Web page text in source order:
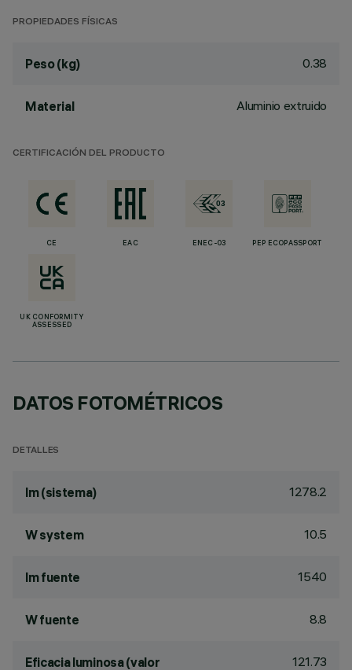
PROPIEDADES FÍSICAS
Peso (kg) 0.38
Material Aluminio extruido
CERTIFICACIÓN DEL PRODUCTO
CE EAC ENEC-03 PEP ECOPASSPORT
UK CONFORMITY
ASSESSED
DATOS FOTOMÉTRICOS
DETALLES
lm (sistema) 1278.2
W system 10.5
lm fuente 1540
W fuente 8.8
Eficacia luminosa (valor 121.73